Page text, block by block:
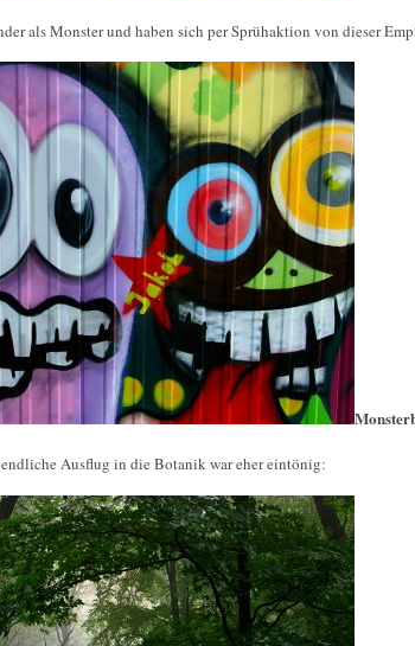
als Monster und haben sich per Sprühaktion von dieser
Ausflug in die Botanik war eher eintönig: